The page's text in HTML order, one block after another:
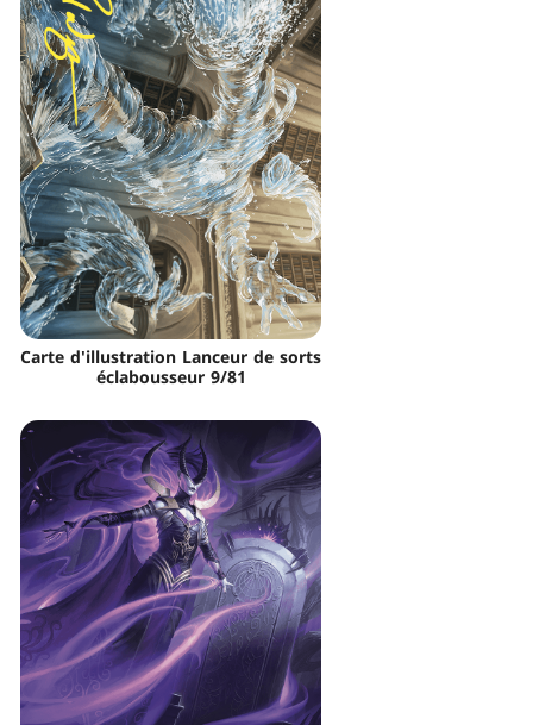
Carte d'illustration Lanceur de sorts
éclabousseur 9/81